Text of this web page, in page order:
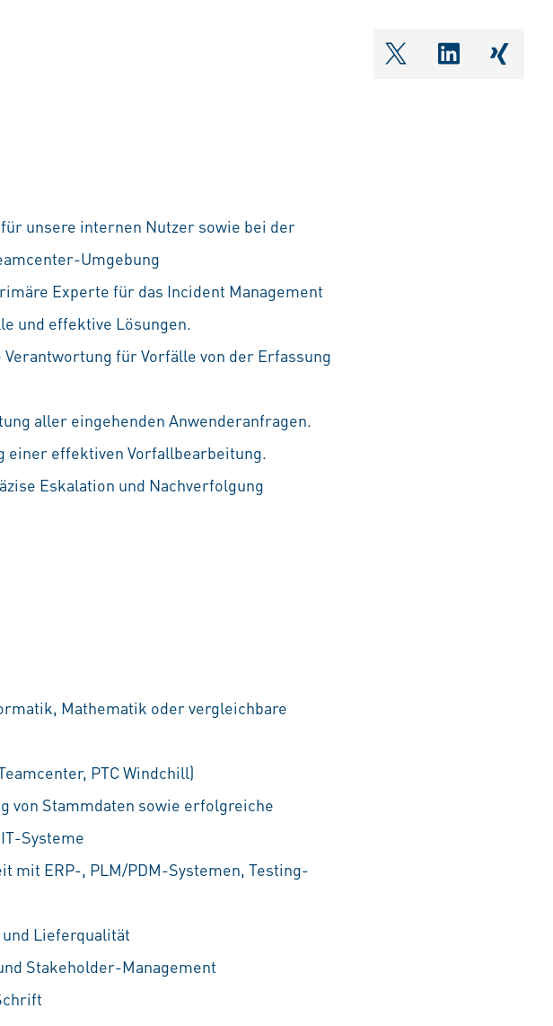
shareOntwitter
unsere internen Nutzer sowie bei der
Umgebung
Experte für das Incident Management
und effektive Lösungen.
für Vorfälle von der Erfassung
aller eingehenden Anwenderanfragen.
einer effektiven Vorfallbearbeitung.
Eskalation und Nachverfolgung
Mathematik oder vergleichbare
PTC Windchill)
von Stammdaten sowie erfolgreiche
Systeme
mit ERP-, PLM/PDM-Systemen, Testing-
Lieferqualität
Stakeholder-Management